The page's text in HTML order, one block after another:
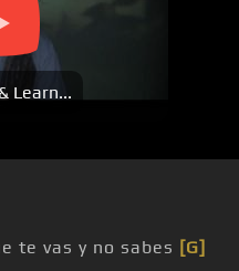
Learn...
te vas y no sabes [G]